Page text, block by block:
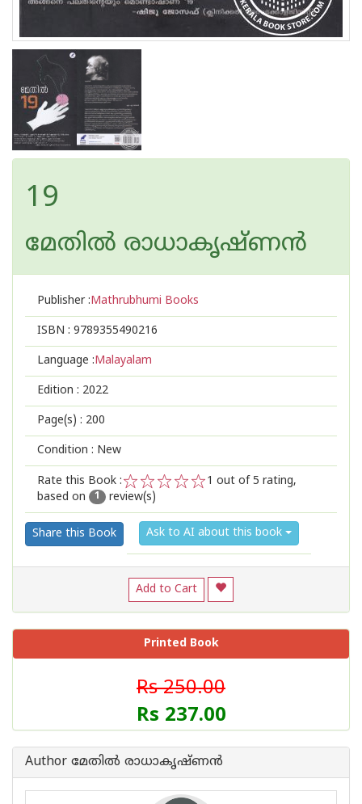
19
മേതില്‍ രാധാകൃഷ്ണന്‍
Publisher :Mathrubhumi Books
ISBN : 9789355490216
Language :Malayalam
Edition : 2022
Page(s) : 200
Condition : New
Rate this Book :
2
1
1 out of 5 rating,
based on
1 review(s)
Share this Book Ask to AI about this book
Add to Cart
Printed Book
Rs 250.00
Rs 237.00
Author മേതില്‍ രാധാകൃഷ്ണന്‍